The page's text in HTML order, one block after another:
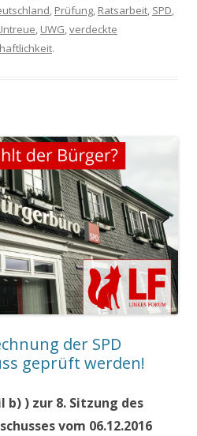
, Prüfung, Ratsarbeit, SPD,
, UWG,verdeckte
.
der SPD
geprüft werden!
) zur 8. Sitzung des
vom 06.12.2016